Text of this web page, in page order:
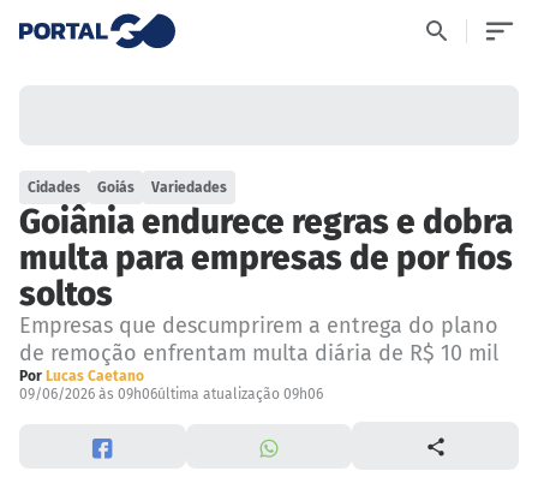
Cidades Goiás Variedades
Goiânia endurece regras e dobra
multa para empresas de por fios
soltos
Empresas que descumprirem a entrega do plano
de remoção enfrentam multa diária de R$ 10 mil
Por Lucas Caetano
09/06/2026 às 09h06última atualização 09h06